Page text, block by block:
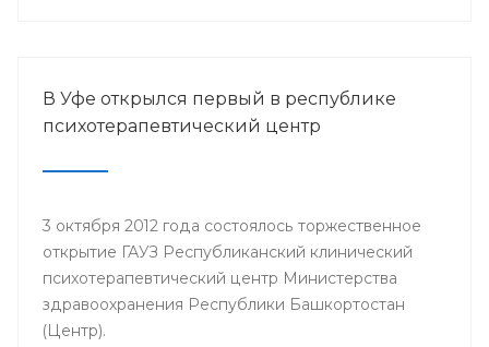
В Уфе открылся первый в республике
психотерапевтический центр
3 октября 2012 года состоялось торжественное
открытие ГАУЗ Республиканский клинический
психотерапевтический центр Министерства
здравоохранения Республики Башкортостан
(Центр).